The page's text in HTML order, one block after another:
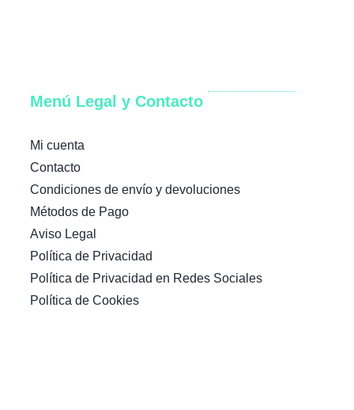
Menú Legal y Contacto
Mi cuenta
Contacto
Condiciones de envío y devoluciones
Métodos de Pago
Aviso Legal
Política de Privacidad
Política de Privacidad en Redes Sociales
Política de Cookies